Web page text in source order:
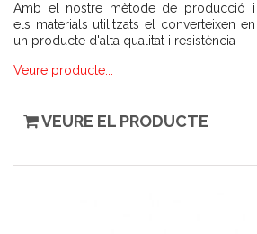
Amb el nostre mètode de producció i
els materials utilitzats el converteixen en
un producte d'alta qualitat i resistència
Veure producte...
VEURE EL PRODUCTE